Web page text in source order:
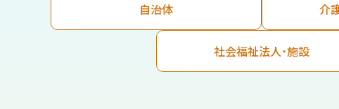
自治体 介
社会福祉法人・施設